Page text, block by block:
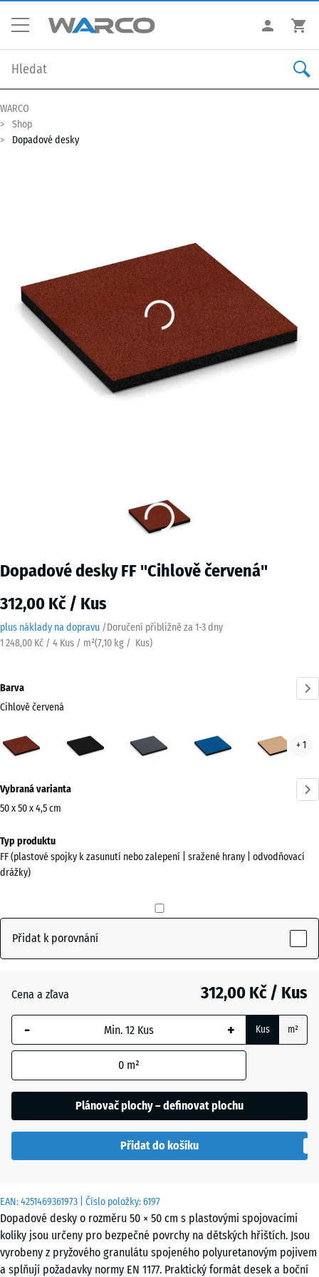
WARCO
Shop
Dopadové desky
Dopadové desky FF "Cihlově červená"
312,00 Kč / Kus
plus náklady na dopravu /Doručení přibližně za 1-3 dny
1 248,00 Kč / 4 Kus / m²(7,10 kg / Kus)
EAN:4251469361973 | Číslo položky:6197
Dopadové desky o rozměru 50 × 50 cm s plastovými spojovacími
kolíky jsou určeny pro bezpečné povrchy na dětských hřištích. Jsou
vyrobeny z pryžového granulátu spojeného polyuretanovým pojivem
a splňují požadavky normy EN 1177. Praktický formát desek a boční
Barva
Cihlově červená
červená
modrá
+ 1
informací
o
Zobrazit
paletu
Cihlově
červená(active)
Antracit
+ 64,00 Kč
+ 64,00 Kč
béžová
Travní
zelená
+ 21,00 Kč
Vybraná varianta
50 x 50 x 4,5 cm
pro
dopravu
500
Vybraný
rozměr s
modrým
ohraničením
pro výpočet
(pokud není
v údajích o
50
x
50
x
Typ produktu
FF (plastové spojky k zasunutí nebo zalepení | sražené hrany | odvodňovací
drážky)
Přidat k porovnání
Cena a zľava 312,00 Kč / Kus
- + Kus m²
0 m²
Plánovač plochy – definovat plochu
Přidat do košíku